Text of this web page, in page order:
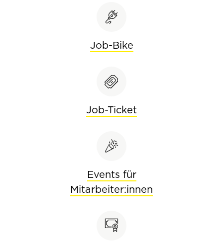
Job-Bike
Job-Ticket
Events für
Mitarbeiter:innen